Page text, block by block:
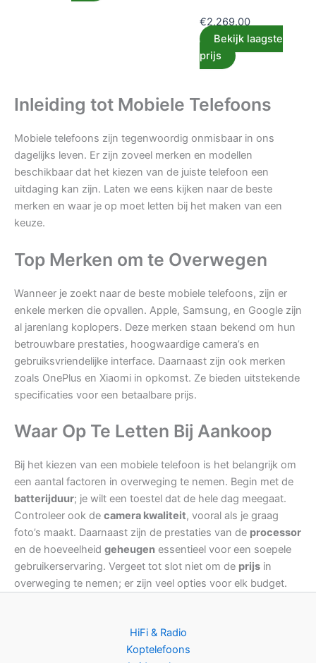
€2,269.00
Bekijk laagste
prijs
Inleiding tot Mobiele Telefoons
Mobiele telefoons zijn tegenwoordig onmisbaar in ons
dagelijks leven. Er zijn zoveel merken en modellen
beschikbaar dat het kiezen van de juiste telefoon een
uitdaging kan zijn. Laten we eens kijken naar de beste
merken en waar je op moet letten bij het maken van een
keuze.
Top Merken om te Overwegen
Wanneer je zoekt naar de beste mobiele telefoons, zijn er
enkele merken die opvallen. Apple, Samsung, en Google zijn
al jarenlang koplopers. Deze merken staan bekend om hun
betrouwbare prestaties, hoogwaardige camera’s en
gebruiksvriendelijke interface. Daarnaast zijn ook merken
zoals OnePlus en Xiaomi in opkomst. Ze bieden uitstekende
specificaties voor een betaalbare prijs.
Waar Op Te Letten Bij Aankoop
Bij het kiezen van een mobiele telefoon is het belangrijk om
een aantal factoren in overweging te nemen. Begin met de
batterijduur; je wilt een toestel dat de hele dag meegaat.
Controleer ook de camera kwaliteit, vooral als je graag
foto’s maakt. Daarnaast zijn de prestaties van de processor
en de hoeveelheid geheugen essentieel voor een soepele
gebruikerservaring. Vergeet tot slot niet om de prijs in
overweging te nemen; er zijn veel opties voor elk budget.
HiFi & Radio
Koptelefoons